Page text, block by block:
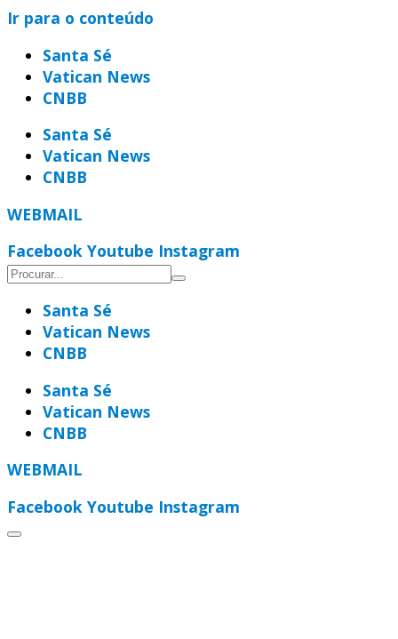
Ir para o conteúdo
Santa Sé
Vatican News
CNBB
Santa Sé
Vatican News
CNBB
WEBMAIL
Facebook Youtube Instagram
Santa Sé
Vatican News
CNBB
Santa Sé
Vatican News
CNBB
WEBMAIL
Facebook Youtube Instagram